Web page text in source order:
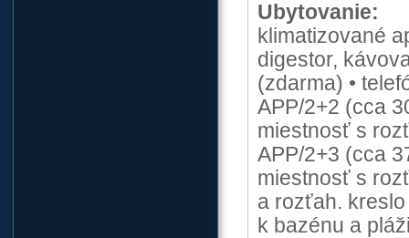
Ubytovanie:
klimatizované
digestor,
(zdarma) •
APP/2+2 (cca
miestnosť s
APP/2+3 (cca
miestnosť s
a rozťah. kreslo
k bazénu a